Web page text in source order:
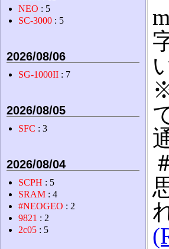
NEO : 5
SC-3000 : 5
2026/08/06
SG-1000II : 7
2026/08/05
SFC : 3
2026/08/04
SCPH : 5
SRAM : 4
#NEOGEO : 2
9821 : 2
2c05 : 5